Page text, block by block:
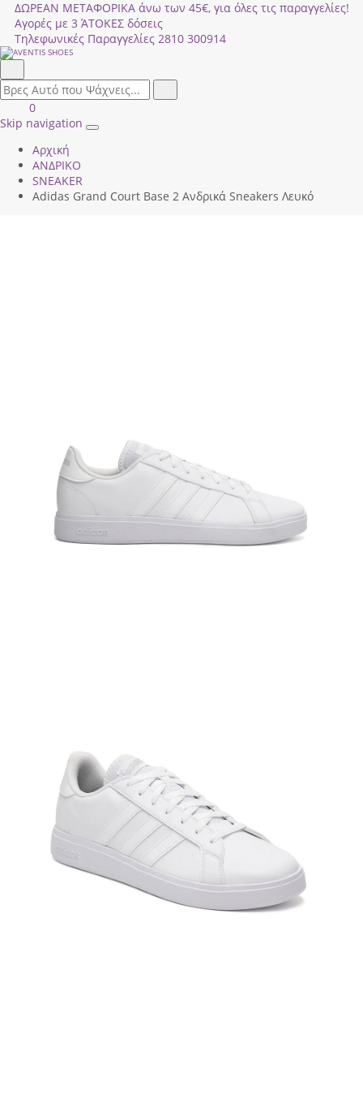
ΔΩΡΕΑΝ ΜΕΤΑΦΟΡΙΚΑ άνω των 45€, για όλες τις παραγγελίες!
Αγορές με 3 ΆΤΟΚΕΣ δόσεις
Τηλεφωνικές Παραγγελίες 2810 300914
field.search
Είσοδος
|
ΚΑΛΑΘΙ
ΑΓΟΡΩΝ
0
Skip navigation
Toggle
Αρχική
ΑΝΔΡΙΚΟ
SNEAKER
Adidas Grand Court Base 2 Ανδρικά Sneakers Λευκό